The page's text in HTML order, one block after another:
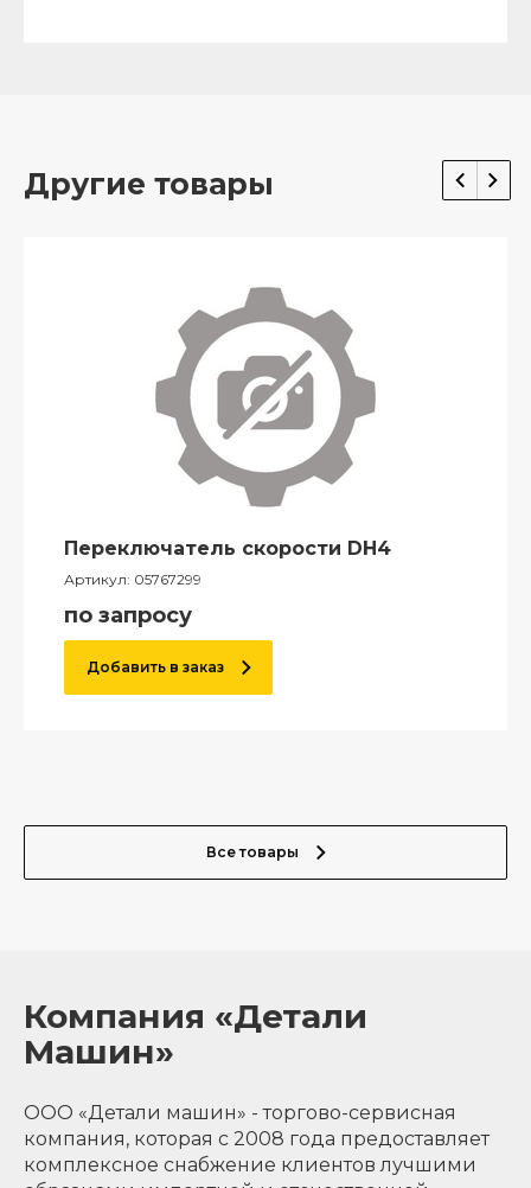
Другие товары
Переключатель скорости DH4
Артикул: 05767299
по запросу
Добавить в заказ
Все товары
Компания «Детали
Машин»
ООО «Детали машин» - торгово-сервисная
компания, которая с 2008 года предоставляет
комплексное снабжение клиентов лучшими